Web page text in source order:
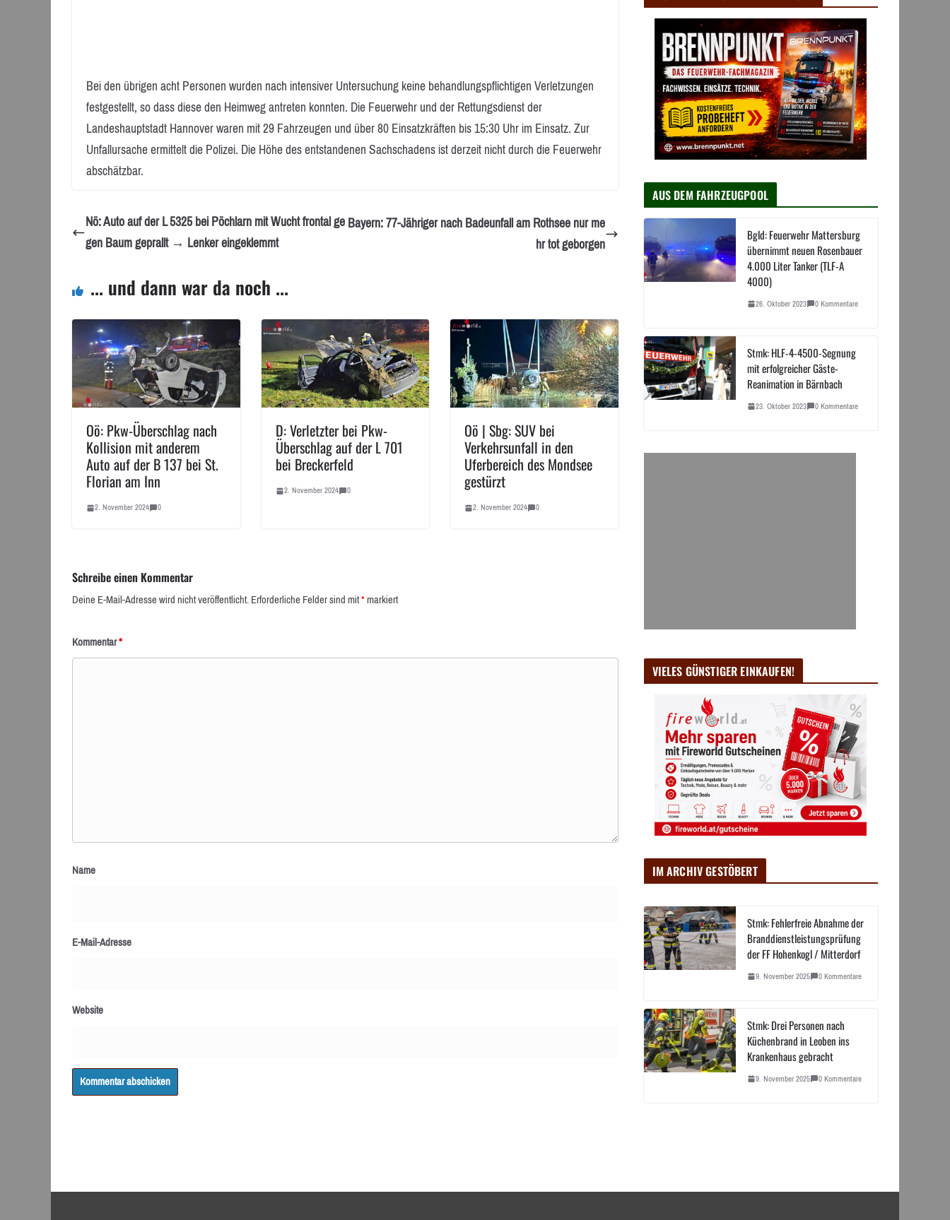
Bei den übrigen acht Personen wurden nach intensiver Untersuchung keine behandlungspflichtigen Verletzungen
festgestellt, so dass diese den Heimweg antreten konnten. Die Feuerwehr und der Rettungsdienst der
Landeshauptstadt Hannover waren mit 29 Fahrzeugen und über 80 Einsatzkräften bis 15:30 Uhr im Einsatz. Zur
Unfallursache ermittelt die Polizei. Die Höhe des entstandenen Sachschadens ist derzeit nicht durch die Feuerwehr
abschätzbar.
Nö: Auto auf der L 5325 bei Pöchlarn mit Wucht frontal ge
gen Baum geprallt → Lenker eingeklemmt
Bayern: 77-Jähriger nach Badeunfall am Rothsee nur me
hr tot geborgen
... und dann war da noch ...
Oö: Pkw-Überschlag nach
Kollision mit anderem
Auto auf der B 137 bei St.
Florian am Inn
2. November 2024 0
D: Verletzter bei Pkw-
Überschlag auf der L 701
bei Breckerfeld
2. November 2024 0
Oö | Sbg: SUV bei
Verkehrsunfall in den
Uferbereich des Mondsee
gestürzt
2. November 2024 0
Schreibe einen Kommentar
Deine E-Mail-Adresse wird nicht veröffentlicht.Erforderliche Felder sind mit*markiert
Kommentar*
Name
E-Mail-Adresse
Website
AUS DEM FAHRZEUGPOOL
Bgld: Feuerwehr Mattersburg
übernimmt neuen Rosenbauer
4.000 Liter Tanker (TLF-A
4000)
26. Oktober 2023 0 Kommentare
Stmk: HLF-4-4500-Segnung
mit erfolgreicher Gäste-
Reanimation in Bärnbach
23. Oktober 2023 0 Kommentare
VIELES GÜNSTIGER EINKAUFEN!
IM ARCHIV GESTÖBERT
Stmk: Fehlerfreie Abnahme der
Branddienstleistungsprüfung
der FF Hohenkogl / Mitterdorf
9. November 2025 0 Kommentare
Stmk: Drei Personen nach
Küchenbrand in Leoben ins
Krankenhaus gebracht
9. November 2025 0 Kommentare